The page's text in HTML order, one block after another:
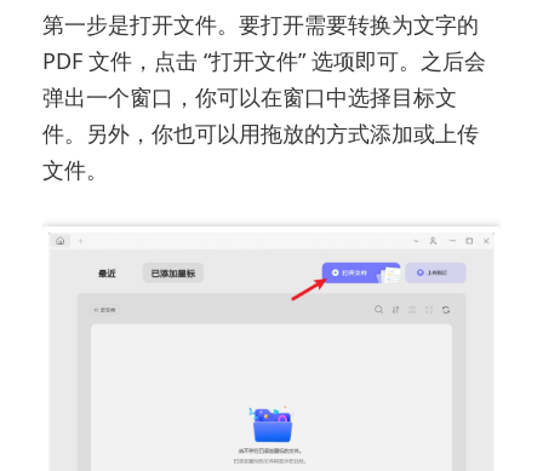
第一步是打开文件。要打开需要转换为文字的
PDF 文件，点击 “打开文件” 选项即可。之后会
弹出一个窗口，你可以在窗口中选择目标文
件。另外，你也可以用拖放的方式添加或上传
文件。